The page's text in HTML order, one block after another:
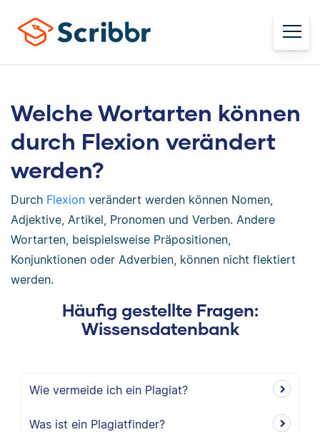
Welche Wortarten können
durch Flexion verändert
werden?
Durch Flexion verändert werden können Nomen,
Adjektive, Artikel, Pronomen und Verben. Andere
Wortarten, beispielsweise Präpositionen,
Konjunktionen oder Adverbien, können nicht flektiert
werden.
Häufig gestellte Fragen:
Wissensdatenbank
Wie vermeide ich ein Plagiat?
Was ist ein Plagiatfinder?